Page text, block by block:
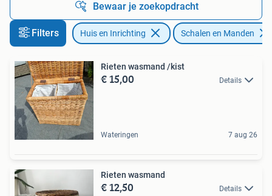
Bewaar je zoekopdracht
Filters Huis en Inrichting Schalen en Manden
Rieten wasmand /kist
€ 15,00 Details
Wateringen 7 aug 26
Rieten wasmand
€ 12,50 Details